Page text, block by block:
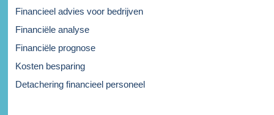
Financieel advies voor bedrijven
Financiële analyse
Financiële prognose
Kosten besparing
Detachering financieel personeel